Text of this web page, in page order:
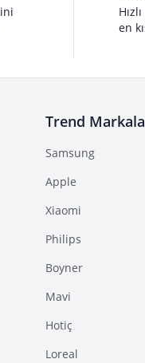
en
Trend
Samsung
Apple
Xiaomi
Philips
Boyner
Mavi
Hotiç
Loreal